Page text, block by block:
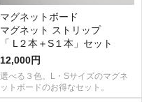
マグネットボード
マグネット ストリップ
「 L２本＋S１本」セット
12,000円
選べる３色。L・Sサイズのマグネ
ットボードのお得なセット。